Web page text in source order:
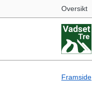
Oversikt
Framside